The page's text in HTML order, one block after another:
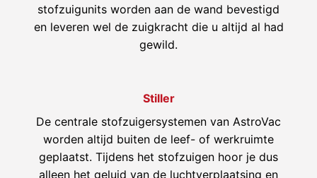
stofzuigunits worden aan de wand bevestigd
en leveren wel de zuigkracht die u altijd al had
gewild.
Stiller
De centrale stofzuigersystemen van AstroVac
worden altijd buiten de leef- of werkruimte
geplaatst. Tijdens het stofzuigen hoor je dus
alleen het geluid van de luchtverplaatsing en